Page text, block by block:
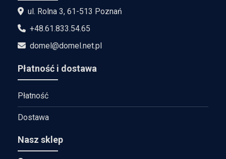
ul. Rolna 3, 61-513 Poznań
+48.61.833.54.65
domel@domel.net.pl
Płatność i dostawa
Płatność
Dostawa
Nasz sklep